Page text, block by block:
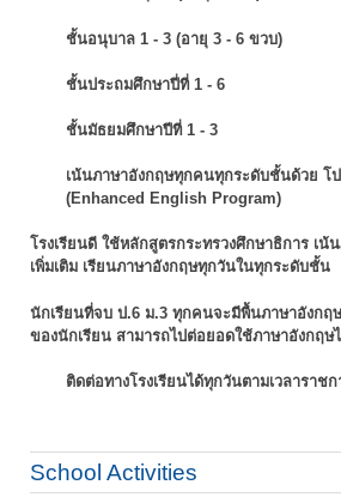
ชั้นอนุบาล 1 - 3 (อายุ 3 - 6 ขวบ)
ชั้นประถมศึกษาปี่ที่ 1 - 6
ชั้นมัธยมศึกษาปีที่ 1 - 3
เน้นภาษาอังกฤษทุกคนทุกระดับชั้นด้วย โ
(Enhanced English Program)
โรงเรียนดี ใช้หลักสูตรกระทรวงศึกษาธิการ เน้
เพิ่มเติม เรียนภาษาอังกฤษทุกวันในทุกระดับชั้น
นักเรียนที่จบ ป.6 ม.3 ทุกคนจะมีพื้นภาษาอังกฤ
ของนักเรียน สามารถไปต่อยอดใช้ภาษาอังกฤ
ติดต่อทางโรงเรียนได้ทุกวันตามเวลาราชก
School Activities